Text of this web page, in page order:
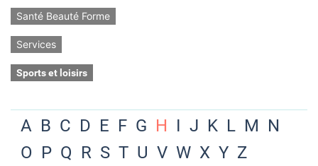
Santé Beauté Forme
Services
Sports et loisirs
A B C D E F G H I J K L M N
O P Q R S T U V W X Y Z